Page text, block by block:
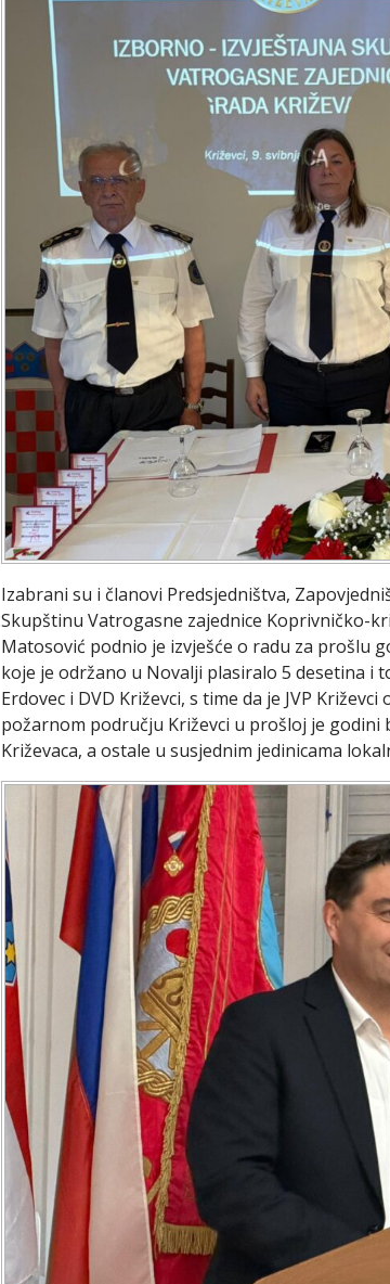
Izabrani su i članovi Predsjedništva,
Skupštinu Vatrogasne zajednice Koprivničko-
Matosović podnio je izvješće o radu za prošlu
koje je održano u Novalji plasiralo 5 desetina i
Erdovec i DVD Križevci, s time da je JVP
požarnom području Križevci u prošloj je
Križevaca, a ostale u susjednim jedinicama